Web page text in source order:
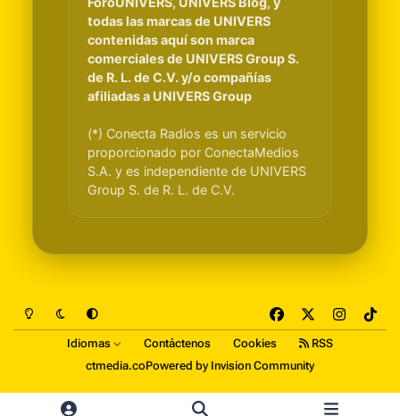
todas las marcas de UNIVERS
contenidas aquí son marca
comerciales de UNIVERS Group S.
de R. L. de C.V. y/o compañías
afiliadas a UNIVERS Group
(*) Conecta Radios es un servicio
proporcionado por ConectaMedios
S.A. y es independiente de UNIVERS
Group S. de R. L. de C.V.
Light ModeDark ModeSystem Preference
a
c
e
b
n
s
a
i
o
Idiomas Contáctenos Cookies
RSS
ctmedia.coPowered by Invision Community